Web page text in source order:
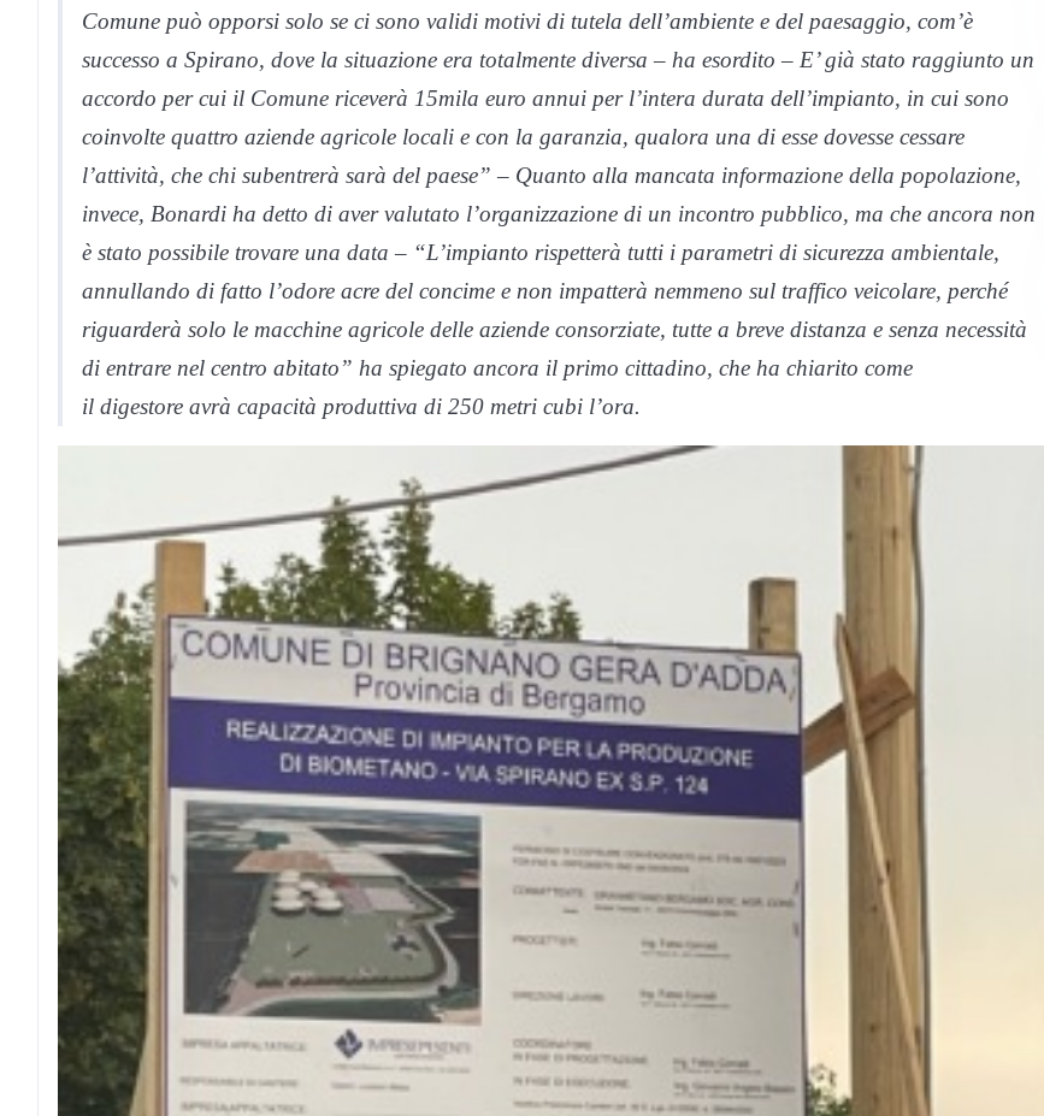
Comune può opporsi solo se ci sono validi motivi di tutela dell’ambiente e del paesaggio, com’è
successo a Spirano, dove la situazione era totalmente diversa – ha esordito – E’ già stato raggiunto un
accordo per cui il Comune riceverà 15mila euro annui per l’intera durata dell’impianto, in cui sono
coinvolte quattro aziende agricole locali e con la garanzia, qualora una di esse dovesse cessare
l’attività, che chi subentrerà sarà del paese” – Quanto alla mancata informazione della popolazione,
invece, Bonardi ha detto di aver valutato l’organizzazione di un incontro pubblico, ma che ancora non
è stato possibile trovare una data – “L’impianto rispetterà tutti i parametri di sicurezza ambientale,
annullando di fatto l’odore acre del concime e non impatterà nemmeno sul traffico veicolare, perché
riguarderà solo le macchine agricole delle aziende consorziate, tutte a breve distanza e senza necessità
di entrare nel centro abitato” ha spiegato ancora il primo cittadino, che ha chiarito come
il digestore avrà capacità produttiva di 250 metri cubi l’ora.